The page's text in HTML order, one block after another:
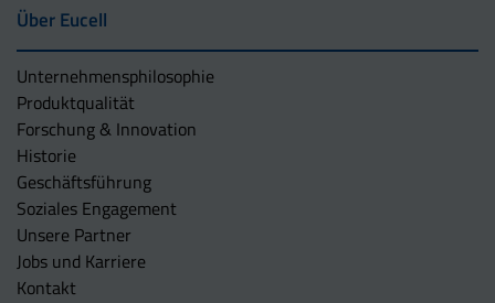
Über Eucell
Unternehmens­philosophie
Produktqualität
Forschung & Innovation
Historie
Geschäftsführung
Soziales Engagement
Unsere Partner
Jobs und Karriere
Kontakt